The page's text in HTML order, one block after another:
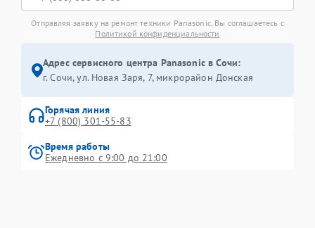
Отправляя заявку на ремонт техники Panasonic, Вы соглашаетесь с
Политикой конфиденциальности
Адрес сервисного центра Panasonic в Сочи:
г. Сочи, ул. Новая Заря, 7, микрорайон Донская
Горячая линия
+7 (800) 301-55-83
Время работы
Ежедневно с 9:00 до 21:00